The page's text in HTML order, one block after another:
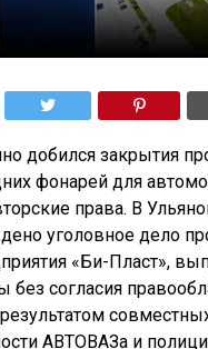
добился закрытия
фонарей для
права. В
уголовное дело
«Би-Пласт»,
без согласия
АВТОВАЗа и